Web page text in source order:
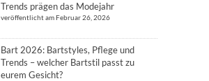
Trends prägen das Modejahr
veröffentlicht am Februar 26, 2026
Bart 2026: Bartstyles, Pflege und
Trends – welcher Bartstil passt zu
eurem Gesicht?